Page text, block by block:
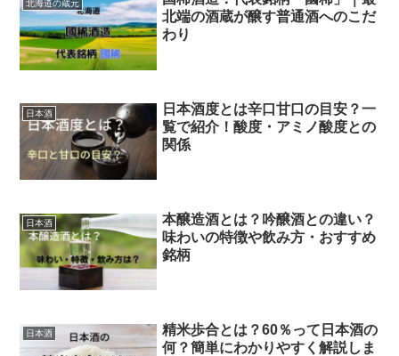
北海道の蔵元
北端の酒蔵が醸す普通酒へのこだ
わり
日本酒
日本酒度とは辛口甘口の目安？一
覧で紹介！酸度・アミノ酸度との
関係
日本酒
本醸造酒とは？吟醸酒との違い？
味わいの特徴や飲み方・おすすめ
銘柄
日本酒
精米歩合とは？60％って日本酒の
何？簡単にわかりやすく解説しま